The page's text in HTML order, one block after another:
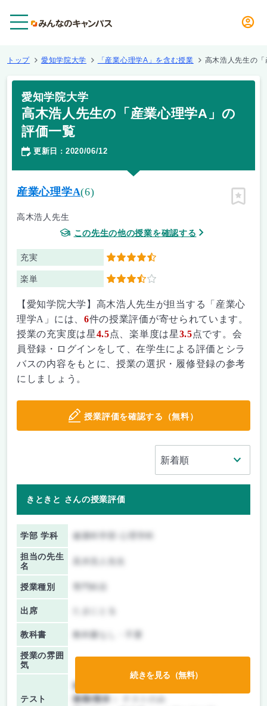
トップ 愛知学院大学 「産業心理学A」を含む授業 高木浩人先生の
愛知学院大学
高木浩人先生の「産業心理学A」の
評価一覧
更新日 ： 2020/06/12
産業心理学A(6)
高木浩人先生
この先生の他の授業を確認する
充実 4.5
楽単 3.5
ピン留
【愛知学院大学】高木浩人先生が担当する「産業心
理学A」には、 6件の授業評価が寄せられています。
授業の充実度は星4.5点、楽単度は星3.5点です。会
員登録・ログインをして、在学生による評価とシラ
バスの内容をもとに、授業の選択・履修登録の参考
にしましょう。
授業評価を確認する（無料）
きときと さんの授業評価
学部 学科 健康科学部 心理学科
担当の先生
名
授業種別
出席
教科書 教科書なし・不要
授業の雰囲
気
テスト
前期/中間：
後期/期末：
続きを見る（無料）